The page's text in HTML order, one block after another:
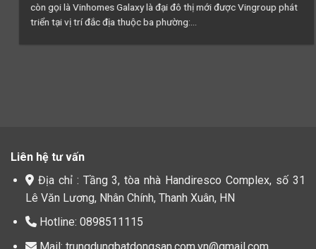
được xây dựng trên khu đất rộng 4.879m², với quy mô 35 tầng
nổi và 5 tầng hầm, cung cấp 935 căn hộ...
Liên hệ tư vấn
Địa chỉ : Tầng 3, tòa nhà Handiresco Complex, số 31
Lê Văn Lương, Nhân Chính, Thanh Xuân, HN
Hotline: 0898511115